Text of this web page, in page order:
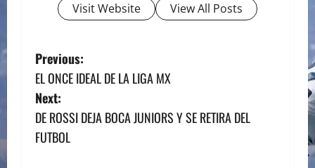
Visit Website View All Posts
P
o
s
t
Previous:
EL ONCE IDEAL DE LA LIGA MX
Next:
DE ROSSI DEJA BOCA JUNIORS Y SE RETIRA DEL
FUTBOL